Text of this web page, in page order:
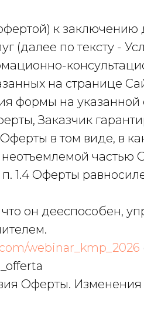
к заключению
(далее по тексту -
на странице
формы на указанной
Заказчик
в том виде, в
частью
п. 1.4 Оферты
он дееспособен,
webinar_kmp_2026
Оферты.